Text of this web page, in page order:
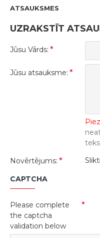
ATSAUKSMES
UZRAKSTĪT
Jūsu Vārds:
Jūsu atsauksme:
Novērtējums:
Slikti
CAPTCHA
Please complete
the captcha
validation below